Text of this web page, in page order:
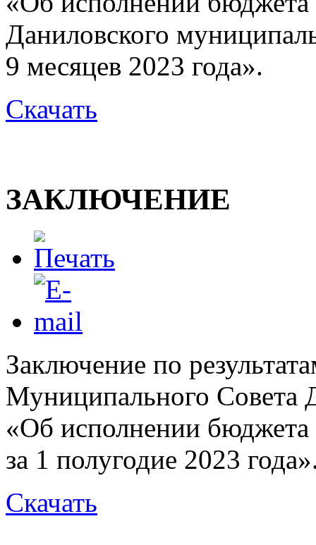
Даниловского
9 месяцев 2023 года».
Скачать
ЗАКЛЮЧЕНИЕ
Заключение по
Муниципального Совета
«Об исполнении бюджета
за 1 полугодие 2023
Скачать